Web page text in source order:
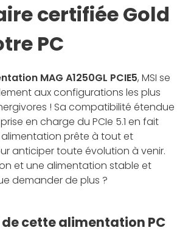
certifiée Gold
PC
MAG A1250GL PCIE5, MSI se
aux configurations les plus
! Sa compatibilité étendue
prise en charge du PCIe 5.1 en fait
prête à tout et
anticiper toute évolution à venir.
et une alimentation stable et
demander de plus ?
cette alimentation PC